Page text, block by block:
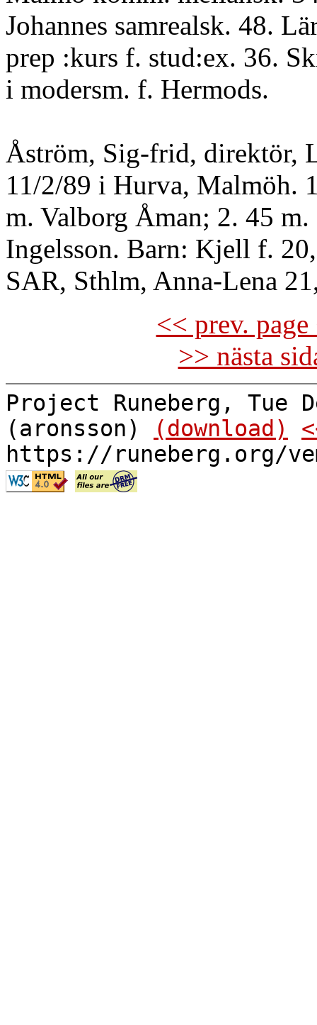
Johannes samrealsk. 48.
prep :kurs f. stud:ex. 36.
i modersm. f. Hermods.
Åström, Sig-frid, direktör,
11/2/89 i Hurva, Malmöh.
m. Valborg Åman; 2. 45 m.
Ingelsson. Barn: Kjell f.
SAR, Sthlm, Anna-Lena
<< prev.
>> nästa
Project Runeberg, Tue
(aronsson)
(download)
https://runeberg.org/